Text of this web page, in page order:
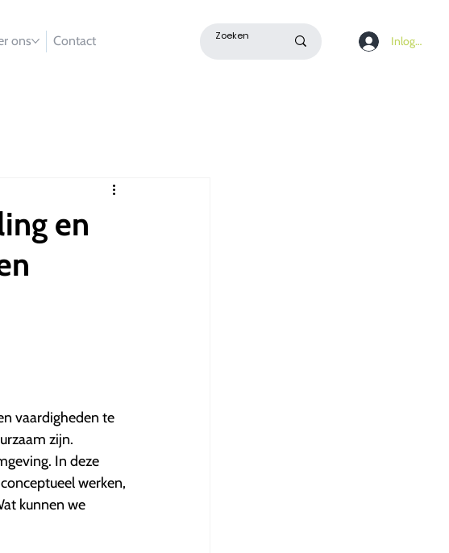
ons Contact Inloggen
en
vaardigheden te
zijn.
In deze
werken,
kunnen we